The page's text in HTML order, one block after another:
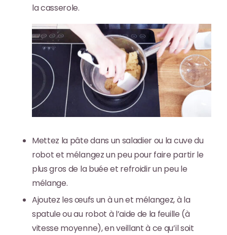
la casserole.
Mettez la pâte dans un saladier ou la cuve du
robot et mélangez un peupour faire partir le
plus gros de la buée et refroidir un peu le
mélange.
Ajoutez les œufs un à unet mélangez, à la
spatule ou au robot à l’aide de la feuille (à
vitesse moyenne), en veillant à ce qu’il soit